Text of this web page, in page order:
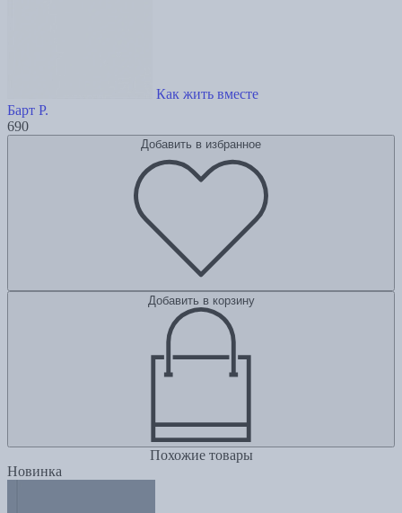
Как жить вместе
Барт Р.
690
Добавить в избранное
Добавить в корзину
Похожие товары
Новинка